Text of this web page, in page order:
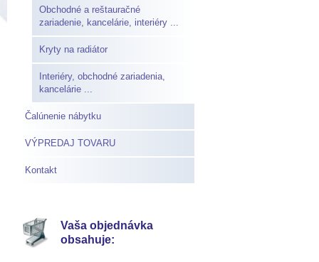
Obchodné a reštauračné
zariadenie, kancelárie, interiéry ...
Kryty na radiátor
Interiéry, obchodné zariadenia,
kancelárie ...
Čalúnenie nábytku
VÝPREDAJ TOVARU
Kontakt
Vaša objednávka
obsahuje: